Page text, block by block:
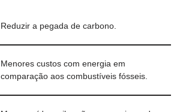
Reduzir ‌a pegada de carbono.
Menores‌ custos com energia em
comparação aos combustíveis ‍fósseis.